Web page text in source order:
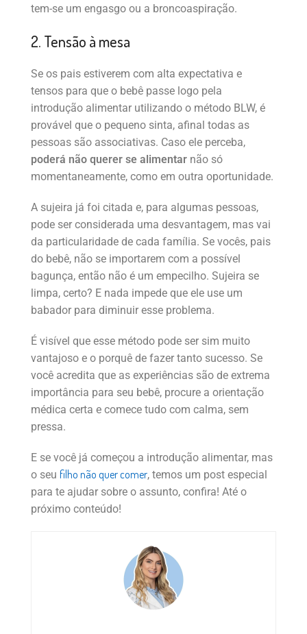
tem-se um engasgo ou a broncoaspiração.
2. Tensão à mesa
Se os pais estiverem com alta expectativa e
tensos para que o bebê passe logo pela
introdução alimentar utilizando o método BLW, é
provável que o pequeno sinta, afinal todas as
pessoas são associativas. Caso ele perceba,
poderá não querer se alimentar não só
momentaneamente, como em outra oportunidade.
A sujeira já foi citada e, para algumas pessoas,
pode ser considerada uma desvantagem, mas vai
da particularidade de cada família. Se vocês, pais
do bebê, não se importarem com a possível
bagunça, então não é um empecilho. Sujeira se
limpa, certo? E nada impede que ele use um
babador para diminuir esse problema.
É visível que esse método pode ser sim muito
vantajoso e o porquê de fazer tanto sucesso. Se
você acredita que as experiências são de extrema
importância para seu bebê, procure a orientação
médica certa e comece tudo com calma, sem
pressa.
E se você já começou a introdução alimentar, mas
o seu filho não quer comer, temos um post especial
para te ajudar sobre o assunto, confira! Até o
próximo conteúdo!